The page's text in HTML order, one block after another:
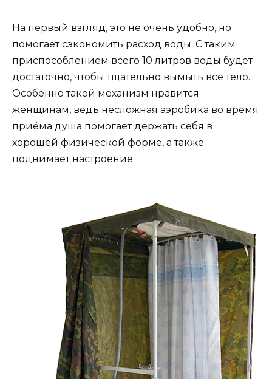
На первый взгляд, это не очень удобно, но
помогает сэкономить расход воды. С таким
приспособлением всего 10 литров воды будет
достаточно, чтобы тщательно вымыть всё тело.
Особенно такой механизм нравится
женщинам, ведь несложная аэробика во время
приёма душа помогает держать себя в
хорошей физической форме, а также
поднимает настроение.